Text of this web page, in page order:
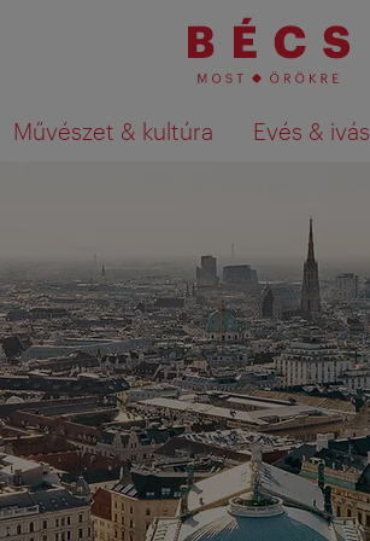
Művészet & kultúra Evés & ivás